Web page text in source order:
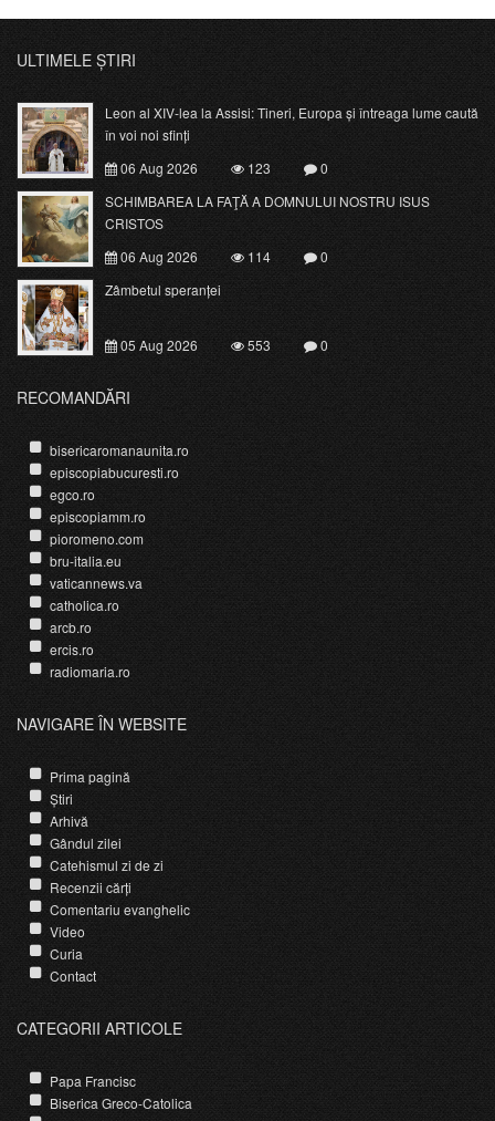
ULTIMELE ȘTIRI
Leon al XIV-lea la Assisi: Tineri, Europa și întreaga lume caută
în voi noi sfinți
06 Aug 2026
123
0
SCHIMBAREA LA FAŢĂ A DOMNULUI NOSTRU ISUS
CRISTOS
06 Aug 2026
114
0
Zâmbetul speranței
05 Aug 2026 553 0
RECOMANDĂRI
bisericaromanaunita.ro
episcopiabucuresti.ro
egco.ro
episcopiamm.ro
pioromeno.com
bru-italia.eu
vaticannews.va
catholica.ro
arcb.ro
ercis.ro
radiomaria.ro
NAVIGARE ÎN WEBSITE
Prima pagină
Știri
Arhivă
Gândul zilei
Catehismul zi de zi
Recenzii cărți
Comentariu evanghelic
Video
Curia
Contact
CATEGORII ARTICOLE
Papa Francisc
Biserica Greco-Catolica